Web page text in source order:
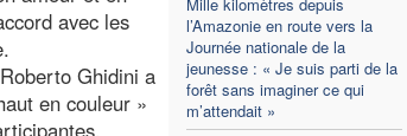
l’Amazonie en route vers la
Journée nationale de la
jeunesse : « Je suis parti de la
forêt sans imaginer ce qui
m’attendait »
avec les
Ghidini a
en couleur »